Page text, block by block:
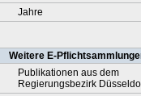
Jahre
Weitere E-
Publikationen aus dem
Regierungsbezirk